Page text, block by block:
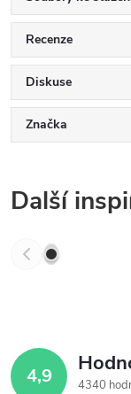
Recenze
Diskuse
Značka
Další
4,9
4340